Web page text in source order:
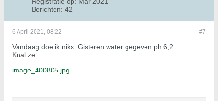
Berichten: 42
#7
6 April 2021, 08:22
Vandaag doe ik niks. Gisteren water gegeven ph 6,2.
Knal ze!
image_400805.jpg